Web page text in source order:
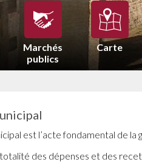
Marchés
publics
Carte
est l’acte fondamental de la
des dépenses et des